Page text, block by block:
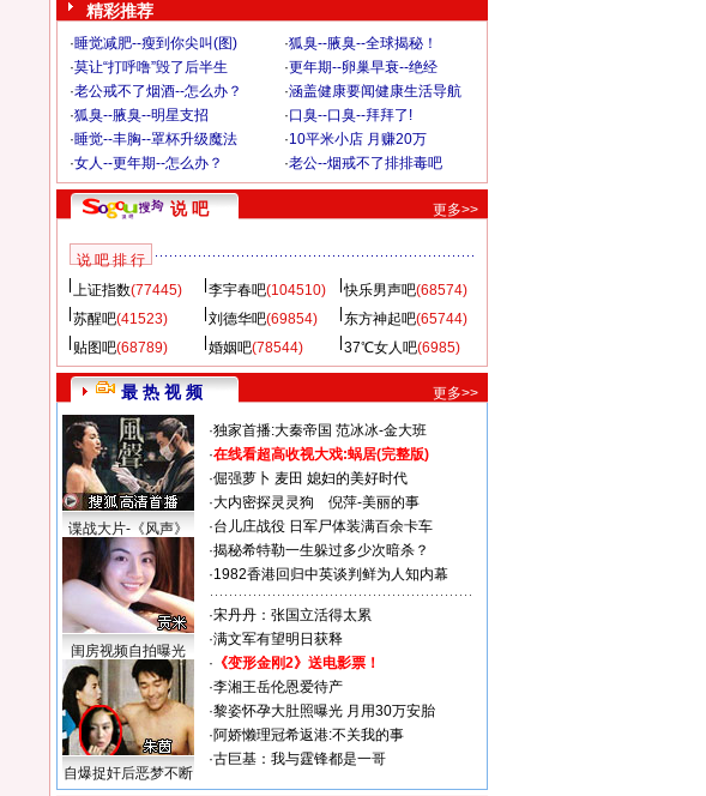
精彩推荐
·睡觉减肥--瘦到你尖叫(图) ·狐臭--腋臭--全球揭秘！
·莫让“打呼噜”毁了后半生 ·更年期--卵巢早衰--绝经
·老公戒不了烟酒--怎么办？ ·涵盖健康要闻健康生活导航
·狐臭--腋臭--明星支招 ·口臭--口臭--拜拜了!
·睡觉--丰胸--罩杯升级魔法 ·10平米小店 月赚20万
·女人--更年期--怎么办？ ·老公--烟戒不了排排毒吧
说 吧 更多>>
说 吧 排 行
上证指数(77445) 李宇春吧(104510) 快乐男声吧(68574)
苏醒吧(41523) 刘德华吧(69854) 东方神起吧(65744)
贴图吧(68789) 婚姻吧(78544) 37℃女人吧(6985)
最 热 视 频 更多>>
谍战大片-《风声》
闺房视频自拍曝光
自爆捉奸后恶梦不断
·独家首播:大秦帝国 范冰冰-金大班
·在线看超高收视大戏:蜗居(完整版)
·倔强萝卜 麦田 媳妇的美好时代
·大内密探灵灵狗
倪萍-美丽的事
·台儿庄战役 日军尸体装满百余卡车
·揭秘希特勒一生躲过多少次暗杀？
·1982香港回归中英谈判鲜为人知内幕
·宋丹丹：张国立活得太累
·满文军有望明日获释
· 《变形金刚2》送电影票！
·李湘王岳伦恩爱待产
·黎姿怀孕大肚照曝光 月用30万安胎
·阿娇懒理冠希返港:不关我的事
·古巨基：我与霆锋都是一哥